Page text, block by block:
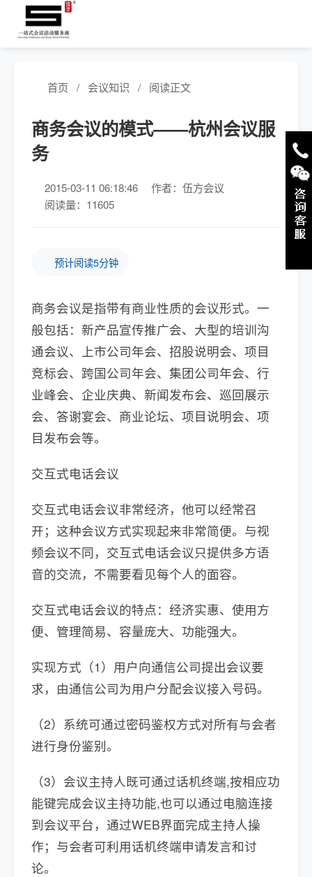
首页 / 会议知识 / 阅读正文
商务会议的模式——杭州会议服
务
2015-03-11 06:18:46
作者：伍方会议
阅读量：11605
预计阅读5分钟
商务会议是指带有商业性质的会议形式。一
般包括：新产品宣传推广会、大型的培训沟
通会议、上市公司年会、招股说明会、项目
竞标会、跨国公司年会、集团公司年会、行
业峰会、企业庆典、新闻发布会、巡回展示
会、答谢宴会、商业论坛、项目说明会、项
目发布会等。
交互式电话会议
交互式电话会议非常经济，他可以经常召
开；这种会议方式实现起来非常简便。与视
频会议不同，交互式电话会议只提供多方语
音的交流，不需要看见每个人的面容。
交互式电话会议的特点：经济实惠、使用方
便、管理简易、容量庞大、功能强大。
实现方式（1）用户向通信公司提出会议要
求，由通信公司为用户分配会议接入号码。
（2）系统可通过密码鉴权方式对所有与会者
进行身份鉴别。
（3）会议主持人既可通过话机终端,按相应功
能键完成会议主持功能,也可以通过电脑连接
到会议平台，通过WEB界面完成主持人操
作；与会者可利用话机终端申请发言和讨
论。